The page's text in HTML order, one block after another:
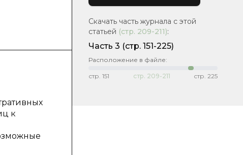
к
Скачать часть журнала с этой
статьей (стр. 209-211):
Часть 3 (стр. 151-225)
Расположение в файле:
стр. 151 стр. 209-211 стр. 225